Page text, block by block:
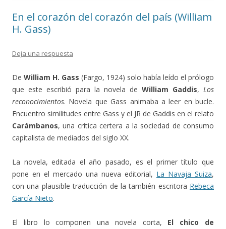
En el corazón del corazón del país (William
H. Gass)
Deja una respuesta
De William H. Gass (Fargo, 1924) solo había leído el prólogo
que este escribió para la novela de William Gaddis, Los
reconocimientos. Novela que Gass animaba a leer en bucle.
Encuentro similitudes entre Gass y el JR de Gaddis en el relato
Carámbanos, una crítica certera a la sociedad de consumo
capitalista de mediados del siglo XX.
La novela, editada el año pasado, es el primer título que
pone en el mercado una nueva editorial, La Navaja Suiza,
con una plausible traducción de la también escritora Rebeca
García Nieto.
El libro lo componen una novela corta, El chico de